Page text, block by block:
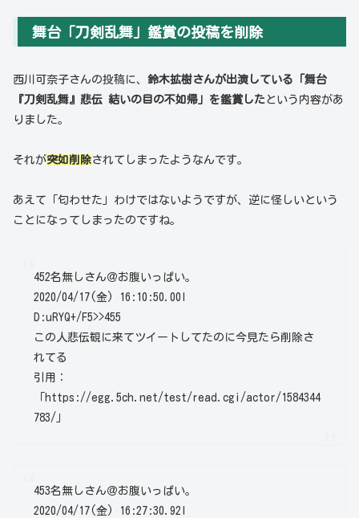
舞台「刀剣乱舞」鑑賞の投稿を削除
西川可奈子さんの投稿に、 鈴木拡樹さんが出演している「舞台
『刀剣乱舞』悲伝 結いの目の不如帰」を鑑賞したという内容があ
りました。
それが突如削除されてしまったようなんです。
あえて「匂わせた」わけではないようですが、逆に怪しいという
ことになってしまったのですね。
452名無しさん＠お腹いっぱい。
2020/04/17(金) 16:10:50.00
D:uRYQ+/F5>>455
この人悲伝観に来てツイートしてたのに今見たら削除さ
れてる
引用：
「https://egg.5ch.net/test/read.cgi/actor/1584344
783/」
453名無しさん＠お腹いっぱい。
2020/04/17(金) 16:27:30.92